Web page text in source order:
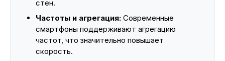
стен.
Частоты и агрегация: Современные
смартфоны поддерживают агрегацию
частот, что значительно повышает
скорость.